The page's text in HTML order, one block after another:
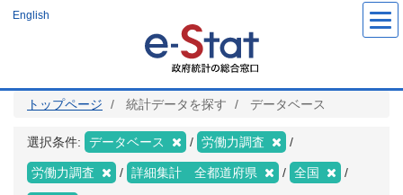
ツ
English
トップページ 統計データを探す データベース
選択条件: データベース 労働力調査
労働力調査 詳細集計 全都道府県 全国